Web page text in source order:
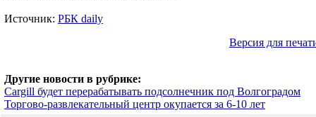
Источник: РБК daily
Версия для
Другие новости в рубрике:
Cargill будет перерабатывать подсолнечник под Волгоградом
Торгово-развлекательный центр окупается за 6-10 лет